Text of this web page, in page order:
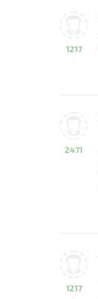
1217
-
2471
-
1217
-